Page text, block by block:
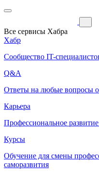
Все сервисы Хабра
Хабр
Сообщество IT-
Q&A
Ответы на любые вопросы
Карьера
Профессиональное
Курсы
Обучение для смены
саморазвития